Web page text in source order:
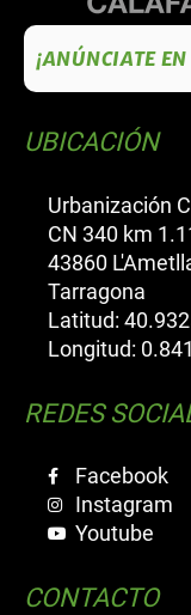
¡ANÚNCIATE
UBICACIÓN
Urbanización
CN 340 km
43860
Tarragona
Latitud:
Longitud:
REDES
Facebook
Instagram
Youtube
CONTACTO